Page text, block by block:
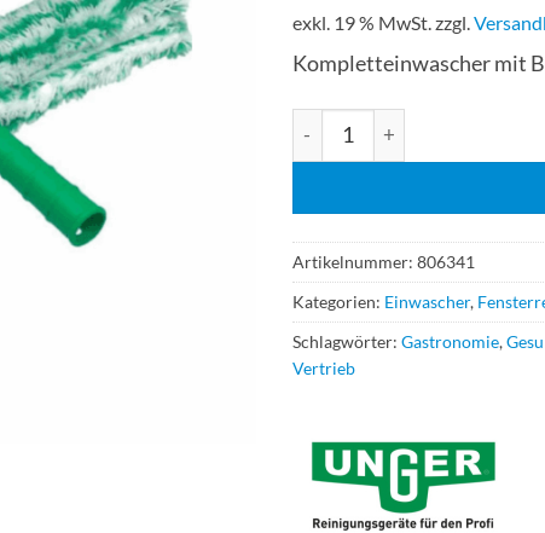
exkl. 19 % MwSt.zzgl.
Kompletteinwascher mit
Unger StripWasher Monsoon
Artikelnummer: 806341
Kategorien: Einwascher,
Schlagwörter: Gastronomie,
Vertrieb